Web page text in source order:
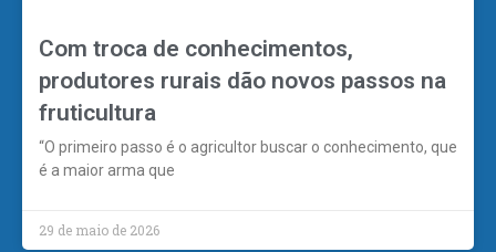
Com troca de conhecimentos,
produtores rurais dão novos passos na
fruticultura
“O primeiro passo é o agricultor buscar o conhecimento, que
é a maior arma que
29 de maio de 2026